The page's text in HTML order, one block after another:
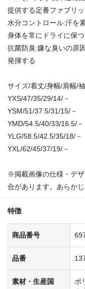
提供する定番ファブリッ
水分コントロール:汗を
身体を常にドライに保つ
抗菌防臭:嫌な臭いの原
発揮する
サイズ/着丈/身幅/肩幅/
YXS/47/35/29/14/－
YSM/51/37.5/31/15/－
YMD/54.5/40/33/16.5/－
YLG/58.5/42.5/35/18/－
YXL/62/45/37/19/－
※掲載画像の仕様・デ
合があります。あらかじ
特徴
商品番号
品番
素材・生産国
ポ